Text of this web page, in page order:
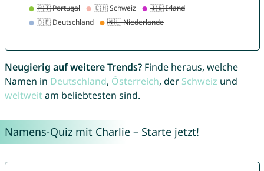
Neugierig auf weitere Trends?Finde heraus, welche
Namen in Deutschland, Österreich, der Schweiz und
weltweitam beliebtesten sind.
Namens-Quiz mit Charlie – Starte jetzt!